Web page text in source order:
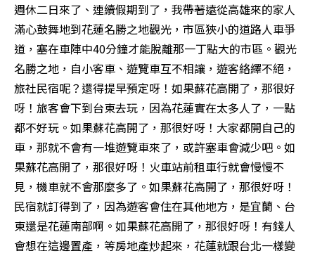
週休二日來了、連續假期到了，我帶著遠從高雄來的家人
滿心鼓舞地到花蓮名勝之地觀光，市區狹小的道路人車爭
道，塞在車陣中40分鐘才能脫離那一丁點大的市區。觀光
名勝之地，自小客車、遊覽車互不相讓，遊客絡繹不絕，
旅社民宿呢？還得提早預定呀！如果蘇花高開了，那很好
呀！旅客會下到台東去玩，因為花蓮實在太多人了，一點
都不好玩。如果蘇花高開了，那很好呀！大家都開自己的
車，那就不會有一堆遊覽車來了，或許塞車會減少吧。如
果蘇花高開了，那很好呀！火車站前租車行就會慢慢不
見，機車就不會那麼多了。如果蘇花高開了，那很好呀！
民宿就訂得到了，因為遊客會住在其他地方，是宜蘭、台
東還是花蓮南部啊。如果蘇花高開了，那很好呀！有錢人
會想在這邊置產，等房地產炒起來，花蓮就跟台北一樣變